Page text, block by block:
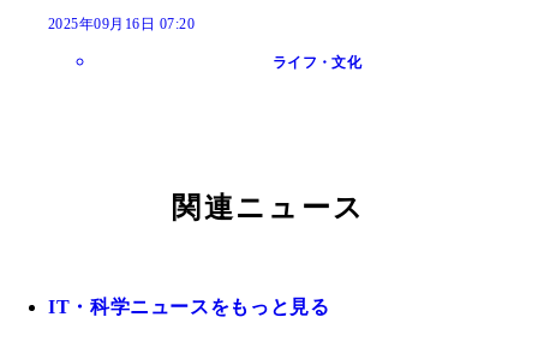
2025年09月16日 07:20
ライフ・文化
関連ニュース
IT・科学ニュースをもっと見る